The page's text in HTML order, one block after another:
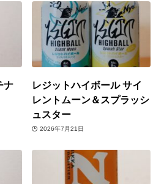
ナ
レジットハイボール サイ
レントムーン＆スプラッシ
ュスター
2026年7月21日